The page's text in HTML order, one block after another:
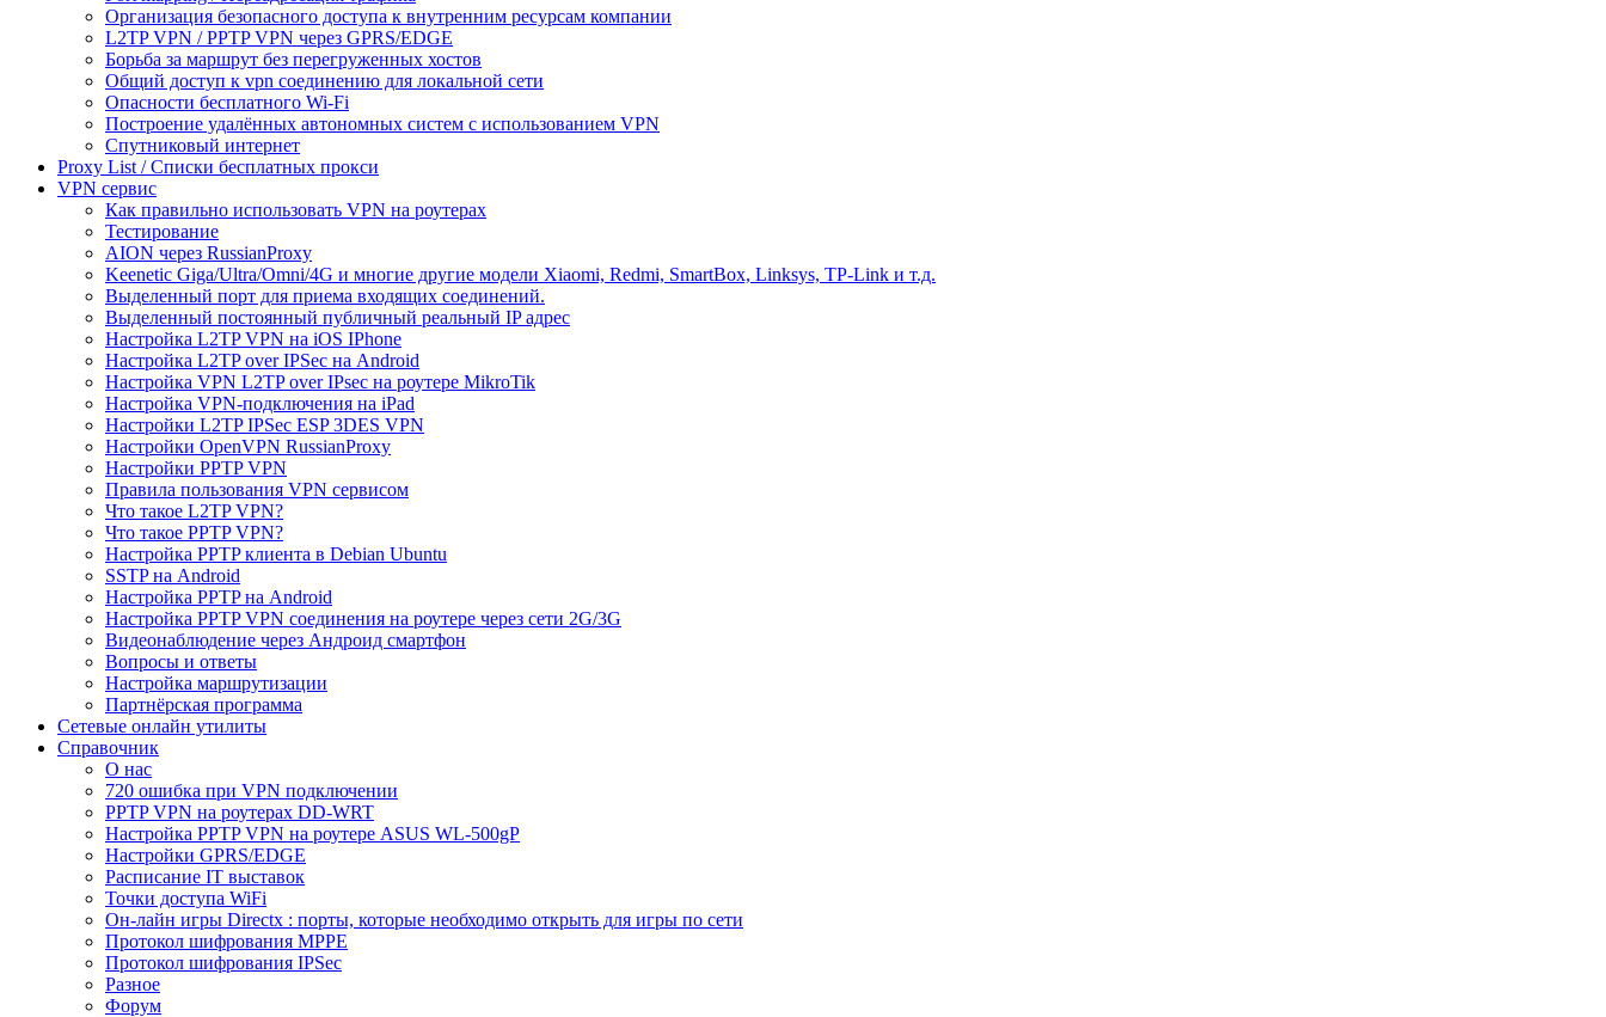
Организация безопасного доступа к внутренним ресурсам компании
L2TP VPN / PPTP VPN через GPRS/EDGE
Борьба за маршрут без перегруженных хостов
Общий доступ к vpn соединению для локальной сети
Опасности бесплатного Wi-Fi
Построение удалённых автономных систем с использованием VPN
Спутниковый интернет
Proxy List / Списки бесплатных прокси
VPN сервис
Как правильно использовать VPN на роутерах
Тестирование
AION через RussianProxy
Keenetic Giga/Ultra/Omni/4G и многие другие модели Xiaomi, Redmi, SmartBox, Linksys, TP-Link и т.д.
Выделенный порт для приема входящих соединений.
Выделенный постоянный публичный реальный IP адрес
Настройка L2TP VPN на iOS IPhone
Настройка L2TP over IPSec на Android
Настройка VPN L2TP over IPsec на роутере MikroTik
Настройка VPN-подключения на iPad
Настройки L2TP IPSec ESP 3DES VPN
Настройки OpenVPN RussianProxy
Настройки PPTP VPN
Правила пользования VPN сервисом
Что такое L2TP VPN?
Что такое PPTP VPN?
Настройка PPTP клиента в Debian Ubuntu
SSTP на Android
Настройка PPTP на Android
Настройка PPTP VPN соединения на роутере через сети 2G/3G
Видеонаблюдение через Андроид смартфон
Вопросы и ответы
Настройка маршрутизации
Партнёрская программа
Сетевые онлайн утилиты
Справочник
О нас
720 ошибка при VPN подключении
PPTP VPN на роутерах DD-WRT
Настройка PPTP VPN на роутере ASUS WL-500gP
Настройки GPRS/EDGE
Расписание IT выставок
Точки доступа WiFi
Он-лайн игры Directx : порты, которые необходимо открыть для игры по сети
Протокол шифрования MPPE
Протокол шифрования IPSec
Разное
Форум